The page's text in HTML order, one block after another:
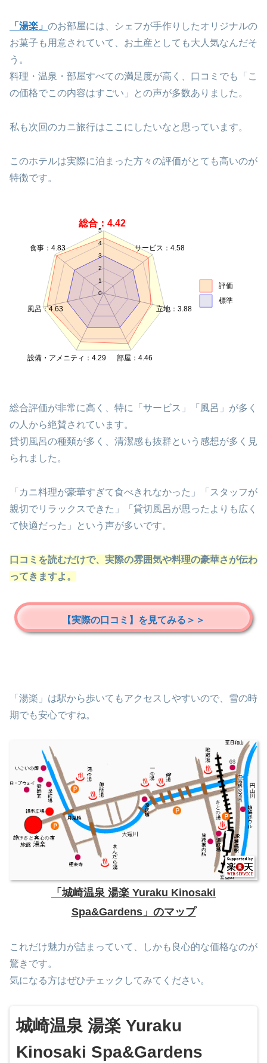
「湯楽」 のお部屋には、シェフが手作りしたオリジナルの
お菓子も用意されていて、お土産としても大人気なんだそ
う。
料理・温泉・部屋すべての満足度が高く、口コミでも「こ
の価格でこの内容はすごい」との声が多数ありました。
私も次回のカニ旅行はここにしたいなと思っています。
このホテルは実際に泊まった方々の評価がとても高いのが
特徴です。
0
1
2
3
4
5
総合：4.42
サービス：4.58
立地：3.88
部屋：4.46
設備・アメニティ：4.29
風呂：4.63
食事：4.83
評価
標準
総合評価が非常に高く、特に「サービス」「風呂」が多く
の人から絶賛されています。
貸切風呂の種類が多く、清潔感も抜群という感想が多く見
られました。
「カニ料理が豪華すぎて食べきれなかった」「スタッフが
親切でリラックスできた」「貸切風呂が思ったよりも広く
て快適だった」という声が多いです。
口コミを読むだけで、実際の雰囲気や料理の豪華さが伝わ
ってきますよ。
【実際の口コミ】を見てみる＞＞
「湯楽」は駅から歩いてもアクセスしやすいので、雪の時
期でも安心ですね。
「城崎温泉 湯楽 Yuraku Kinosaki
Spa&Gardens」のマップ
これだけ魅力が詰まっていて、しかも良心的な価格なのが
驚きです。
気になる方はぜひチェックしてみてください。
城崎温泉 湯楽 Yuraku
Kinosaki Spa&Gardens